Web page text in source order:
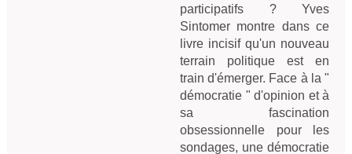
participatifs ? Yves
Sintomer montre dans ce
livre incisif qu'un nouveau
terrain politique est en
train d'émerger. Face à la "
démocratie " d'opinion et à
sa fascination
obsessionnelle pour les
sondages, une démocratie